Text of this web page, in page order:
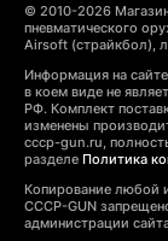
© 2010-2026
пневматического
Airsoft (страйкбол),
Информация на
в коем виде не
РФ. Комплект
изменены
cccp-gun.ru,
разделе Политика
Копирование любой
CCCP-GUN
администрации